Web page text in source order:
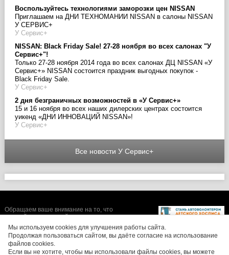
Воспользуйтесь технологиями заморозки цен NISSAN
Приглашаем на ДНИ ТЕХНОМАНИИ NISSAN в салоны NISSAN
У СЕРВИС+
У Сервис+
NISSAN: Black Friday Sale! 27-28 ноября во всех салонах "У
Сервис+"!
Только 27-28 ноября 2014 года во всех салонах ДЦ NISSAN «У
Сервис+» NISSAN состоится праздник выгодных покупок -
Black Friday Sale.
У Сервис+
2 дня безграничных возможностей в «У Сервис+»
15 и 16 ноября во всех наших дилерских центрах состоится
уикенд «ДНИ ИННОВАЦИЙ NISSAN»!
У Сервис+
Все новости У Сервис+
Мы используем cookies для улучшения работы сайта.
Продолжая пользоваться сайтом, вы даёте согласие на использование
файлов cookies.
Если вы не хотите, чтобы мы использовали файлы cookies, вы можете
Обращаем ваше внимание на то, что
данный интернет-сайт носит исключительно
информационный характер и ни при каких
условиях не является публичной офертой,
определяемой положениями Статьи 437 (2)
Гражданского кодекса Российской
Федерации. Цены, размеры скидок, а также